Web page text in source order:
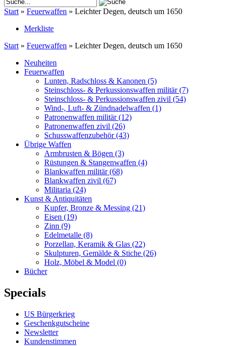
Start » Feuerwaffen » Leichter Degen, deutsch um 1650
Merkliste
Start » Feuerwaffen » Leichter Degen, deutsch um 1650
Neuheiten
Feuerwaffen
Lunten, Radschloss & Kanonen (5)
Steinschloss- & Perkussionswaffen militär(7)
Steinschloss- & Perkussionswaffen zivil (54)
Wind-, Luft- & Zündnadelwaffen (1)
Patronenwaffen militär(12)
Patronenwaffen zivil (26)
Schusswaffenzubehör(43)
Übrige Waffen
Armbrusten & Bögen (3)
Rüstungen & Stangenwaffen (4)
Blankwaffen militär(68)
Blankwaffen zivil (67)
Militaria (24)
Kunst & Antiquitäten
Kupfer, Bronze & Messing (21)
Eisen (19)
Zinn (9)
Edelmetalle (8)
Porzellan, Keramik & Glas (22)
Skulpturen, Gemälde & Stiche (26)
Holz, Möbel & Model (0)
Bücher
Specials
US Bürgerkrieg
Geschenkgutscheine
Newsletter
Kundenstimmen